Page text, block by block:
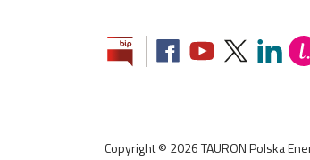
Copyright © 2026TAURON Polska